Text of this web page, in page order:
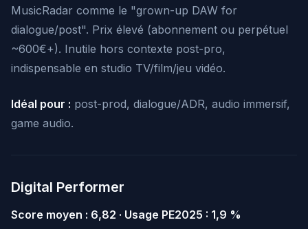
MusicRadar comme le "grown-up DAW for
dialogue/post". Prix élevé (abonnement ou perpétuel
~600€+). Inutile hors contexte post-pro,
indispensable en studio TV/film/jeu vidéo.
Idéal pour : post-prod, dialogue/ADR, audio immersif,
game audio.
Digital Performer
Score moyen : 6,82 · Usage PE2025 : 1,9 %